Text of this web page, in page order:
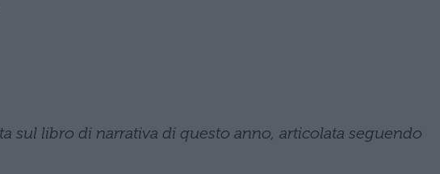
sul libro di narrativa di questo anno, articolata seguendo